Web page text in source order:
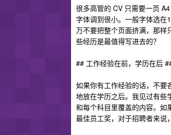
很多高管的 CV 只需要一页
字体调到很小。一般字体选
万不要把整个页面挤满，那样
些经历是最值得写进去的？
## 工作经验在前，学历在后
如果你有工作经验的话，不要
地放在学历之后。我见过有些
和每个科目里覆盖的内容。如
最佳员工奖，对于招聘者来说